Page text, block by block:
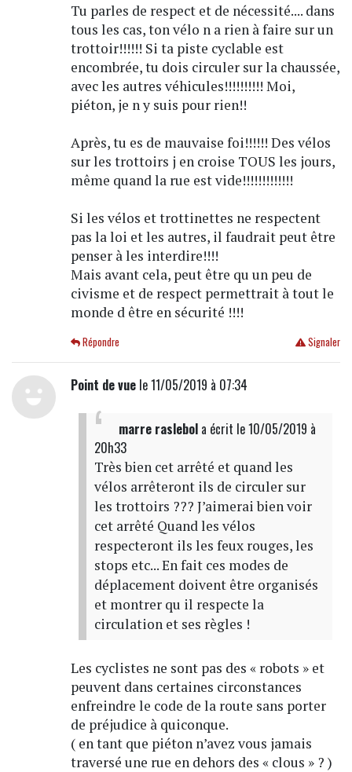
Tu parles de respect et de nécessité.... dans
tous les cas, ton vélo n a rien à faire sur un
trottoir!!!!!! Si ta piste cyclable est
encombrée, tu dois circuler sur la chaussée,
avec les autres véhicules!!!!!!!!!! Moi,
piéton, je n y suis pour rien!!
Après, tu es de mauvaise foi!!!!!! Des vélos
sur les trottoirs j en croise TOUS les jours,
même quand la rue est vide!!!!!!!!!!!!!
Si les vélos et trottinettes ne respectent
pas la loi et les autres, il faudrait peut être
penser à les interdire!!!!
Mais avant cela, peut être qu un peu de
civisme et de respect permettrait à tout le
monde d être en sécurité !!!!
Signaler
Répondre
Point de vuele 11/05/2019 à 07:34
marre raslebola écrit le 10/05/2019 à
20h33
Très bien cet arrêté et quand les
vélos arrêteront ils de circuler sur
les trottoirs ??? J’aimerai bien voir
cet arrêté Quand les vélos
respecteront ils les feux rouges, les
stops etc... En fait ces modes de
déplacement doivent être organisés
et montrer qu il respecte la
circulation et ses règles !
Les cyclistes ne sont pas des « robots » et
peuvent dans certaines circonstances
enfreindre le code de la route sans porter
de préjudice à quiconque.
( en tant que piéton n’avez vous jamais
traversé une rue en dehors des « clous » ? )